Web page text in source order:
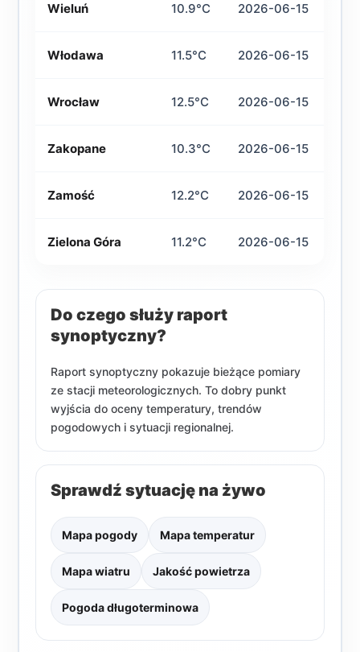
Wieluń 10.9°C 2026-06-15
Włodawa 11.5°C 2026-06-15
Wrocław 12.5°C 2026-06-15
Zakopane 10.3°C 2026-06-15
Zamość 12.2°C 2026-06-15
Zielona Góra 11.2°C 2026-06-15
Do czego służy raport
synoptyczny?
Raport synoptyczny pokazuje bieżące pomiary
ze stacji meteorologicznych. To dobry punkt
wyjścia do oceny temperatury, trendów
pogodowych i sytuacji regionalnej.
Sprawdź sytuację na żywo
Mapa pogody Mapa temperatur
Mapa wiatru Jakość powietrza
Pogoda długoterminowa